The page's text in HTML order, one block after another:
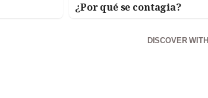
¿Por qué se contagia?
DISCOVER WITH